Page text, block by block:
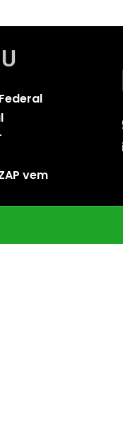
vem